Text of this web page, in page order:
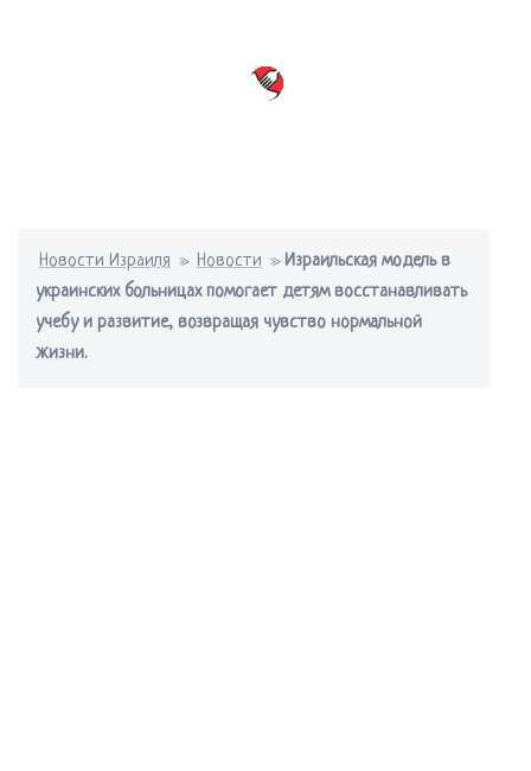
Новости Израиля » Новости » Израильская модель в
украинских больницах помогает детям восстанавливать
учебу и развитие, возвращая чувство нормальной
жизни.